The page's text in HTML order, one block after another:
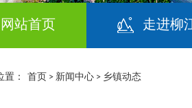
网站首页 走进柳
置： 首页 > 新闻中心 > 乡镇动态